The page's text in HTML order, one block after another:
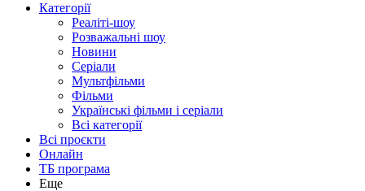
Категорії
Реаліті-шоу
Розважальні шоу
Новини
Серіали
Мультфільми
Фільми
Українські фільми і серіали
Всі категорії
Всі проєкти
Онлайн
ТБ програма
Еще